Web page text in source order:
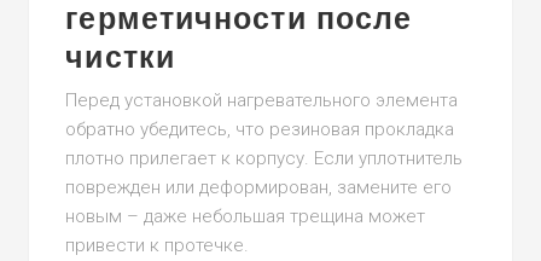
герметичности после
чистки
Перед установкой нагревательного элемента
обратно убедитесь, что резиновая прокладка
плотно прилегает к корпусу. Если уплотнитель
поврежден или деформирован, замените его
новым – даже небольшая трещина может
привести к протечке.